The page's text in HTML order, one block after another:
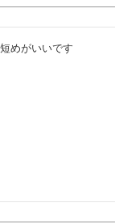
めがいいです